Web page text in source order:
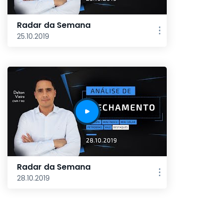
Radar da Semana
25.10.2019
Radar da Semana
28.10.2019